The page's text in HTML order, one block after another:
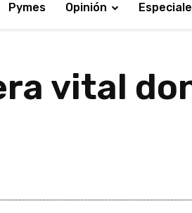
Pymes Opinión
vital